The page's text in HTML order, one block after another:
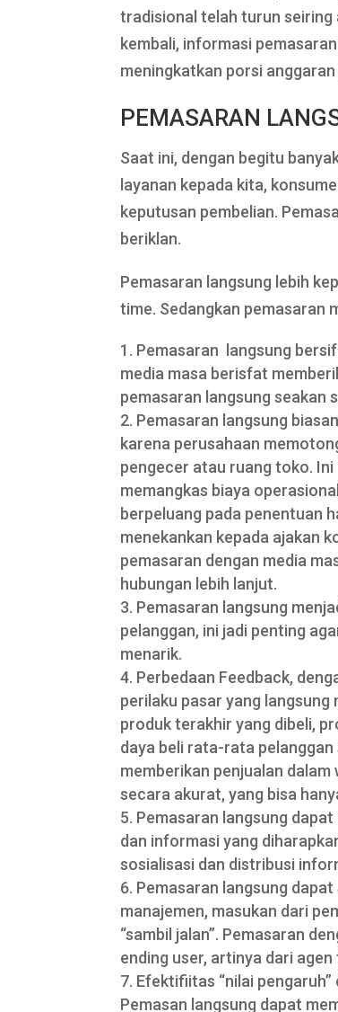
tradisional telah turun seiring
kembali, informasi
meningkatkan porsi
PEMASARAN
Saat ini, dengan begitu
layanan kepada kita,
keputusan pembelian.
beriklan.
Pemasaran langsung lebih
time. Sedangkan pemasaran
Pemasaran langsung
media masa berisfat
pemasaran langsung seakan
Pemasaran langsung
karena perusahaan
pengecer atau ruang toko.
memangkas biaya
berpeluang pada penentuan
menekankan kepada ajakan
pemasaran dengan media
hubungan lebih lanjut.
Pemasaran langsung
pelanggan, ini jadi penting
menarik.
Perbedaan Feedback,
perilaku pasar yang
produk terakhir yang dibeli,
daya beli rata-rata
memberikan penjualan
secara akurat, yang bisa
Pemasaran langsung
dan informasi yang
sosialisasi dan distribusi
Pemasaran langsung
manajemen, masukan dari
“sambil jalan”. Pemasaran
ending user, artinya dari
Efektifiitas “nilai
Pemasan langsung dapat